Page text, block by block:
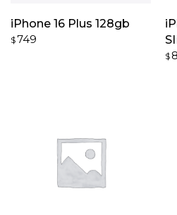
iPhone 16 Plus 128gb
$749
$